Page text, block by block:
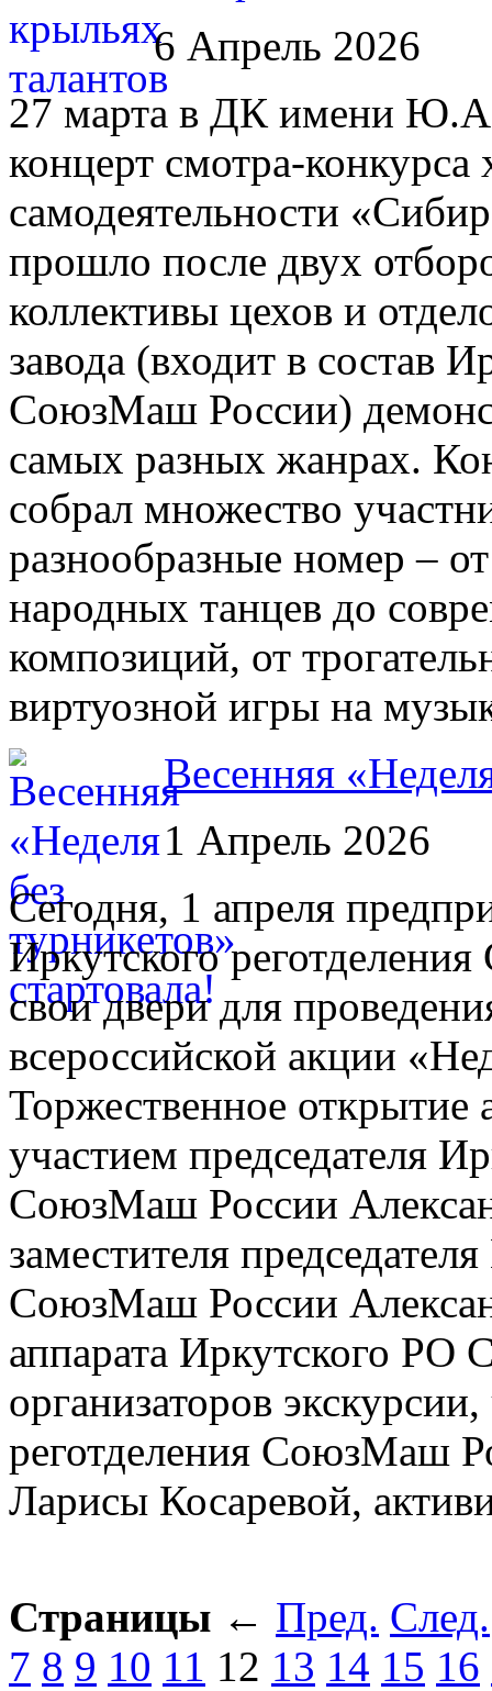
6 Апрель 2026
27 марта в ДК имени Ю.А.
концерт смотра-конкурса
самодеятельности
прошло после двух
коллективы цехов и
завода (входит в состав
СоюзМаш России)
самых разных жанрах.
собрал множество
разнообразные номер –
народных танцев до
композиций, от
виртуозной игры на
Весенняя
1 Апрель 2026
Сегодня, 1 апреля
Иркутского
свои двери для
всероссийской акции
Торжественное
участием председателя
СоюзМаш России
заместителя
СоюзМаш России
аппарата Иркутского
организаторов
реготделения СоюзМаш
Ларисы Косаревой,
Страницы ← Пред. След.
7 8 9 10 11 12 13 14 15 16